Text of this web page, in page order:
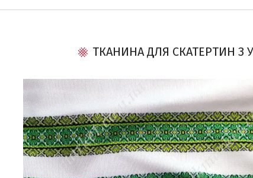
ТКАНИНА ДЛЯ СКАТЕРТИН З